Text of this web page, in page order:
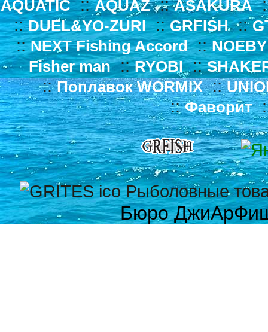
AQUATIC::AQUAZ::ASAKURA
::DUEL&YO-ZURI ::GRFISH::
::NEXT Fishing Accord::NOEBY
Fisher man::RYOBI ::
::Поплавок WORMIX::
::Фаворит
Бюро